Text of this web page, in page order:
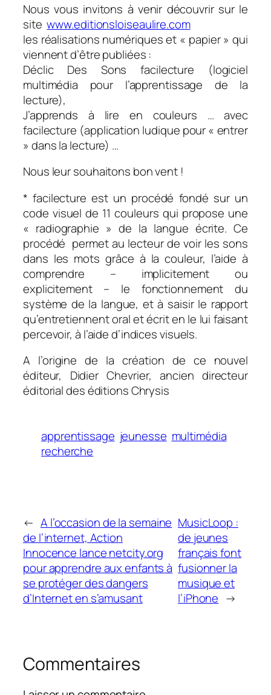
Nous vous invitons à venir découvrir sur le
sitewww.editionsloiseaulire.com
les réalisations numériques et « papier » qui
viennent d’être publiées :
Déclic Des Sons facilecture (logiciel
multimédia pour l’apprentissage de la
lecture),
J’apprends à lire en couleurs … avec
facilecture (application ludique pour « entrer
» dans la lecture) …
Nous leur souhaitons bon vent !
* facilecture est un procédé fondé sur un
code visuel de 11 couleurs qui propose une
« radiographie » de la langue écrite. Ce
procédé permet au lecteur de voir les sons
dans les mots grâce à la couleur, l’aide à
comprendre – implicitement ou
explicitement – le fonctionnement du
système de la langue, et à saisir le rapport
qu’entretiennent oral et écrit en le lui faisant
percevoir, à l’aide d’indices visuels.
A l’origine de la création de ce nouvel
éditeur, Didier Chevrier, ancien directeur
éditorial des éditions Chrysis
apprentissage jeunesse multimédia
recherche
← A l’occasion de la semaine
de l’internet, Action
Innocence lance netcity.org
pour apprendre aux enfants à
se protéger des dangers
d’Internet en s’amusant
MusicLoop :
de jeunes
français font
fusionner la
musique et
l’iPhone →
Commentaires